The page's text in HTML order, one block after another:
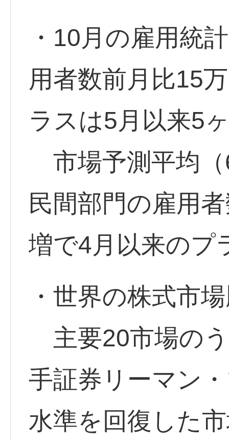
・10月の雇用統
用者数前月比15
ラスは5月以来5
市場予測平均（
民間部門の雇用
増で4月以来の
・世界の株式市
主要20市場の
手証券リーマン
水準を回復した